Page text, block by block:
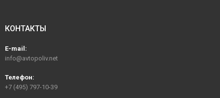
КОНТАКТЫ
E-mail:
info@avtopoliv.net
Телефон:
+7 (495) 797-10-39